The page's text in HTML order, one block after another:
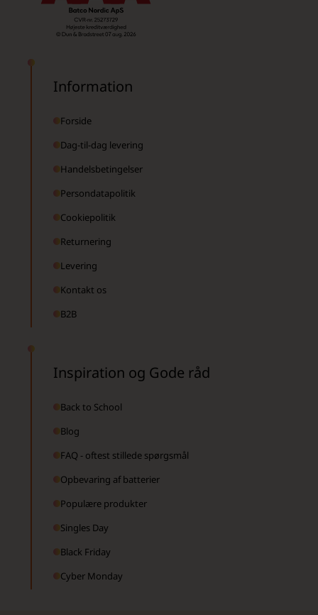
Information
Forside
Dag-til-dag levering
Handelsbetingelser
Persondatapolitik
Cookiepolitik
Returnering
Levering
Kontakt os
B2B
Inspiration og Gode råd
Back to School
Blog
FAQ - oftest stillede spørgsmål
Opbevaring af batterier
Populære produkter
Singles Day
Black Friday
Cyber Monday